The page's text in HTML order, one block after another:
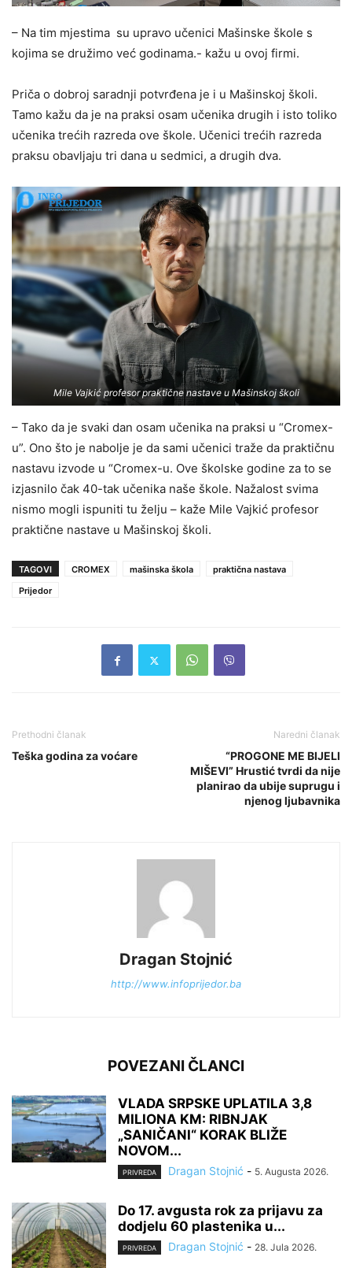
– Na tim mjestima su upravo učenici Mašinske škole s
kojima se družimo već godinama.- kažu u ovoj firmi.
Priča o dobroj saradnji potvrđena je i u Mašinskoj školi.
Tamo kažu da je na praksi osam učenika drugih i isto toliko
učenika trećih razreda ove škole. Učenici trećih razreda
praksu obavljaju tri dana u sedmici, a drugih dva.
Mile Vajkić profesor praktične nastave u Mašinskoj školi
– Tako da je svaki dan osam učenika na praksi u “Cromex-
u”. Ono što je nabolje je da sami učenici traže da praktičnu
nastavu izvode u “Cromex-u. Ove školske godine za to se
izjasnilo čak 40-tak učenika naše škole. Nažalost svima
nismo mogli ispuniti tu želju – kaže Mile Vajkić profesor
praktične nastave u Mašinskoj školi.
TAGOVI CROMEX mašinska škola
praktična nastava
Prijedor
Prethodni članak
Teška godina za voćare
Naredni članak
“PROGONE ME BIJELI
MIŠEVI” Hrustić tvrdi da nije
planirao da ubije suprugu i
njenog ljubavnika
Dragan Stojnić
http://www.infoprijedor.ba
POVEZANI ČLANCI
VLADA SRPSKE UPLATILA 3,8
MILIONA KM: RIBNJAK
„SANIČANI“ KORAK BLIŽE
NOVOM...
PRIVREDA Dragan Stojnić - 5. Augusta 2026.
Do 17. avgusta rok za prijavu za
dodjelu 60 plastenika u...
PRIVREDA Dragan Stojnić - 28. Jula 2026.